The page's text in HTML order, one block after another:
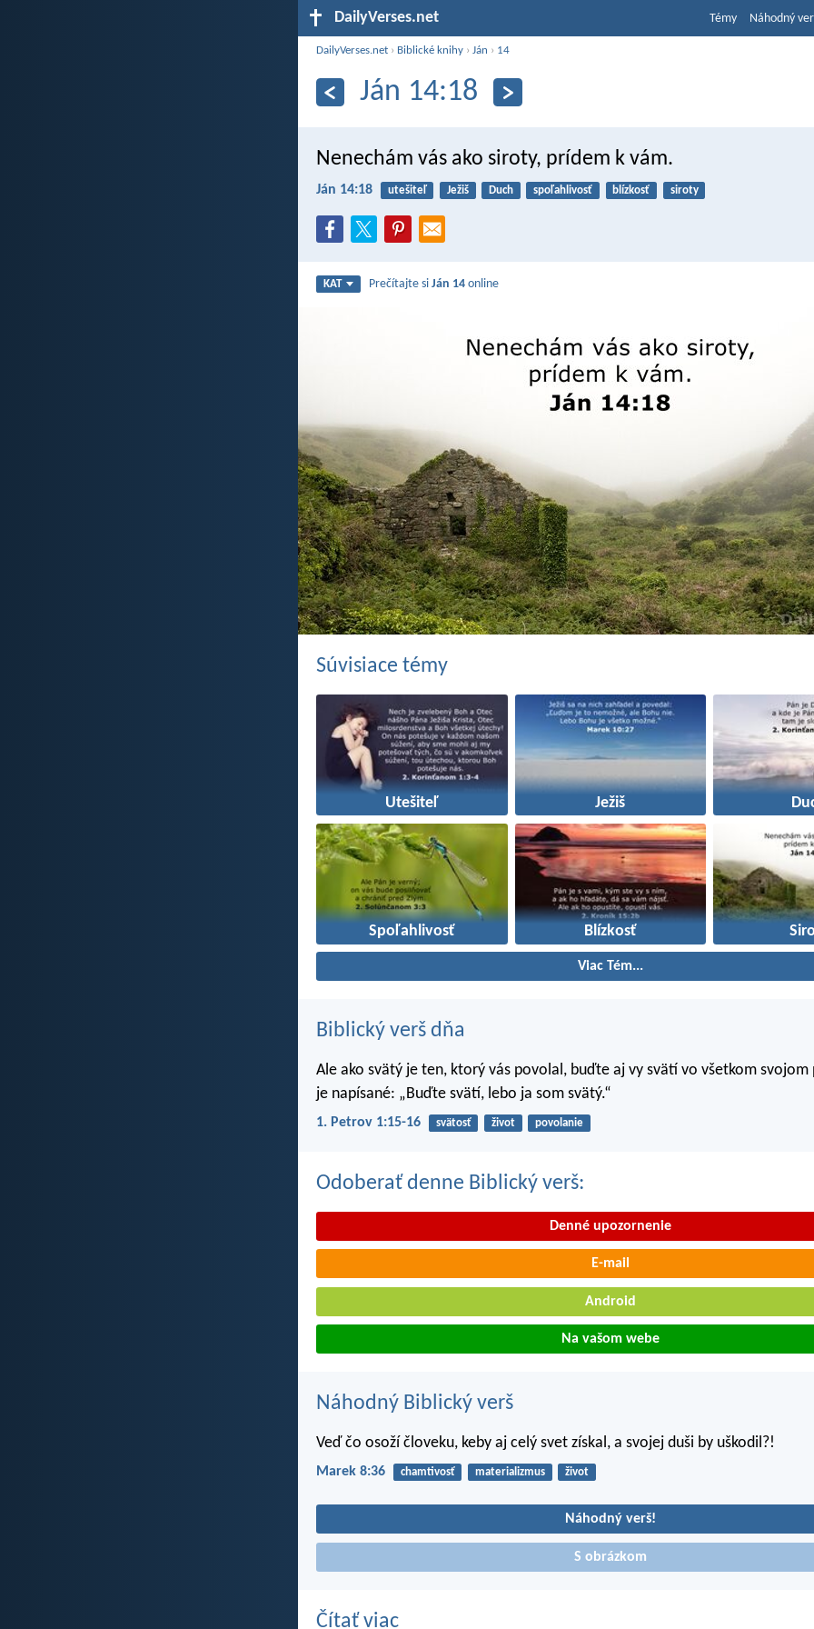
DailyVerses.net Témy Náhodný
DailyVerses.net › Biblické knihy ›Ján › 14
Ján 14:18
Nenechám vás ako siroty, prídem k vám.
Ján 14:18 utešiteľ Ježiš Duch spoľahlivosť blízkosť siroty
KAT Prečítajte siJán 14 online
Súvisiace témy
Utešiteľ Ježiš
Spoľahlivosť Blízkosť
Viac Tém...
Biblický verš dňa
Ale ako svätý je ten, ktorý vás povolal, buďte aj vy svätí vo všetkom
je napísané: „Buďte svätí, lebo ja som svätý.“
1. Petrov 1:15-16 svätosť život povolanie
Odoberať denne Biblický verš:
Denné upozornenie
E-mail
Android
Na vašom webe
Náhodný Biblický verš
Veď čo osoží človeku, keby aj celý svet získal, a svojej duši by uškodil?!
Marek 8:36 chamtivosť materializmus život
Náhodný verš!
S obrázkom
Čítať viac